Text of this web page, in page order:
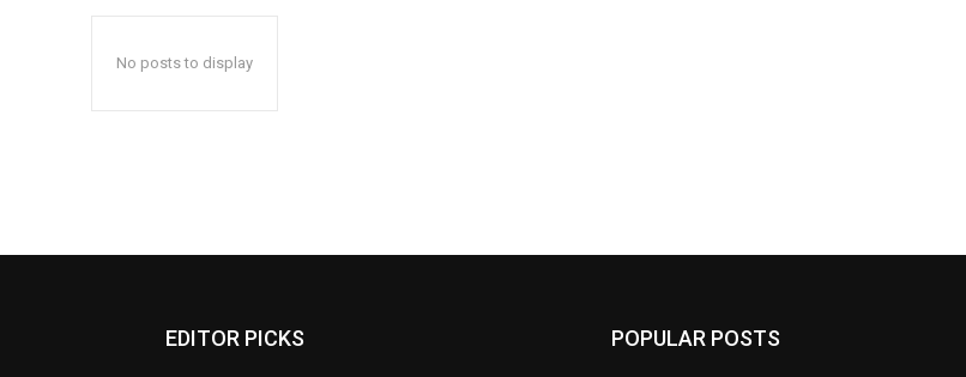
No posts to display
EDITOR PICKS POPULAR POSTS